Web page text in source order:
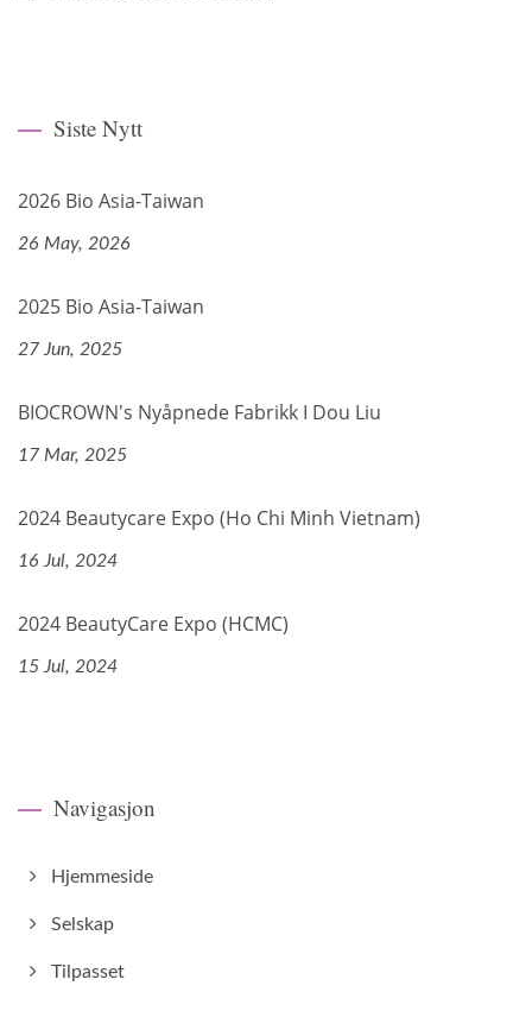
Siste Nytt
2026 Bio Asia-Taiwan
26 May, 2026
2025 Bio Asia-Taiwan
27 Jun, 2025
BIOCROWN's Nyåpnede Fabrikk I Dou Liu
17 Mar, 2025
2024 Beautycare Expo (Ho Chi Minh Vietnam)
16 Jul, 2024
2024 BeautyCare Expo (HCMC)
15 Jul, 2024
Navigasjon
Hjemmeside
Selskap
Tilpasset